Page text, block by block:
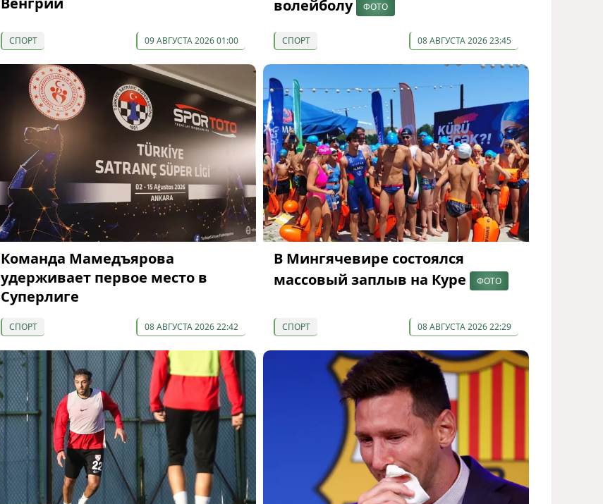
СПОРТ 09 АВГУСТА 2026 01:00
волейболу
ФОТО
СПОРТ 08 АВГУСТА 2026 23:45
Команда Мамедъярова
удерживает первое место в
Суперлиге
СПОРТ 08 АВГУСТА 2026 22:42
В Мингячевире состоялся
массовый заплыв на Куре
ФОТО
СПОРТ 08 АВГУСТА 2026 22:29